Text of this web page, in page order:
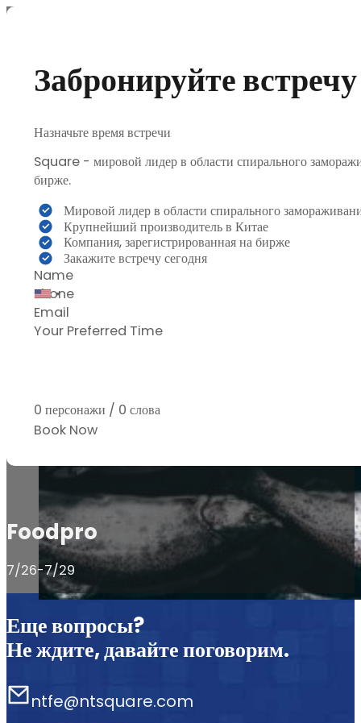
Забронируйте
Назначьте время встречи
Square - мировой лидер в области спирального
бирже.
Мировой лидер в области спирального
Крупнейший производитель в Китае
Компания, зарегистрированная на бирже
Закажите встречу сегодня
Section
0 персонажи / 0 слова
Book Now
Foodpro
7/26-7/29
Еще вопросы?
Не ждите, давайте поговорим.
ntfe@ntsquare.com